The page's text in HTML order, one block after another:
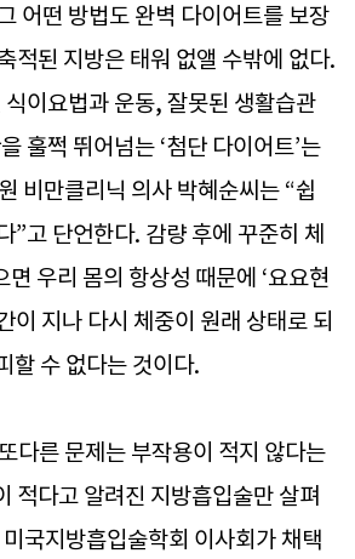
어떤 방법도 완벽 다이어트를 보장
적된 지방은 태워 없앨 수밖에 없다.
이요법과 운동, 잘못된 생활습관
훌쩍 뛰어넘는 ‘첨단 다이어트’는
비만클리닉 의사 박혜순씨는 “쉽
”고 단언한다. 감량 후에 꾸준히 체
면 우리 몸의 항상성 때문에 ‘요요현
이 지나 다시 체중이 원래 상태로 되
할 수 없다는 것이다.
다른 문제는 부작용이 적지 않다는
적다고 알려진 지방흡입술만 살펴
국지방흡입술학회 이사회가 채택